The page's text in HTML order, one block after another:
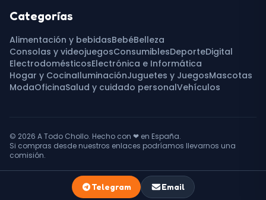
Categorías
Alimentación y bebidasBebéBelleza
Consolas y videojuegosConsumiblesDeporteDigital
ElectrodomésticosElectrónica e Informática
Hogar y CocinaIluminaciónJuguetes y JuegosMascotas
ModaOficinaSalud y cuidado personalVehículos
© 2026 A Todo Chollo. Hecho con ❤ en España.
Si compras desde nuestros enlaces podríamos llevarnos una
comisión.
Telegram Email